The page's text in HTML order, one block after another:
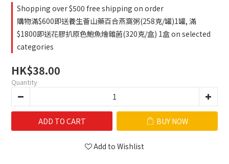
Shopping over $500 free shipping on order
購物滿$600即送養生薈山藥百合燕窩粥(258克/罐)1罐, 滿
$1800即送花膠扒原色鮑魚燴雜菌(320克/盒) 1盒 on selected
categories
HK$38.00
Quantity
ADD TO CART BUY NOW
Add to Wishlist